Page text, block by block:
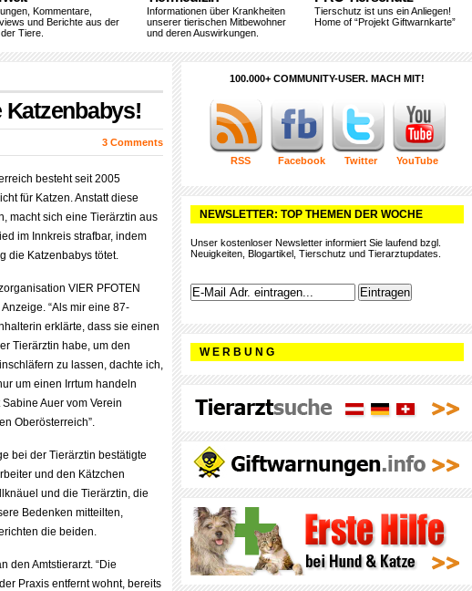
Kommentare,
und Berichte aus der
Tiere.
Informationen über Krankheiten
unserer tierischen Mitbewohner
und deren Auswirkungen.
Tierschutz ist uns ein Anliegen!
Home of “Projekt Giftwarnkarte”
Katzenbabys!
3 Comments
besteht seit 2005
für Katzen. Anstatt diese
macht sich eine Tierärztin aus
im Innkreis strafbar, indem
die Katzenbabys tötet.
VIER PFOTEN
“Als mir eine 87-
erklärte, dass sie einen
Tierärztin habe, um den
zu lassen, dachte ich,
um einen Irrtum handeln
Sabine Auer vom Verein
Oberösterreich”.
bei der Tierärztin bestätigte
und den Kätzchen
und die Tierärztin, die
Bedenken mitteilten,
die beiden.
den Amtstierarzt. “Die
Praxis entfernt wohnt, bereits
100.000+ COMMUNITY-USER. MACH MIT!
RSS Facebook Twitter YouTube
NEWSLETTER: TOP THEMEN DER WOCHE
Unser kostenloser Newsletter informiert Sie laufend bzgl.
Neuigkeiten, Blogartikel, Tierschutz und Tierarztupdates.
W E R B U N G